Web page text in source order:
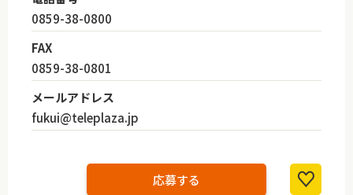
0859-38-0800
FAX
0859-38-0801
メールアドレス
fukui@teleplaza.jp
応募する